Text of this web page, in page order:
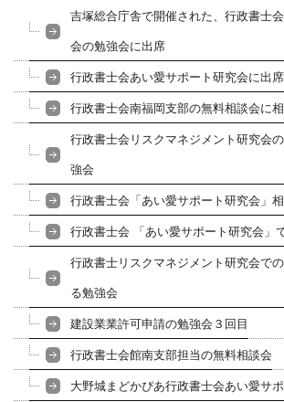
吉塚総合庁舎で開催された、行政書士
会の勉強会に出席
行政書士会あい愛サポート研究会に出席
行政書士会南福岡支部の無料相談会に
行政書士会リスクマネジメント研究会
強会
行政書士会「あい愛サポート研究会」
行政書士会 「あい愛サポート研究会」
行政書士リスクマネジメント研究会で
る勉強会
建設業業許可申請の勉強会３回目
行政書士会館南支部担当の無料相談会
大野城まどかぴあ行政書士会あい愛サ